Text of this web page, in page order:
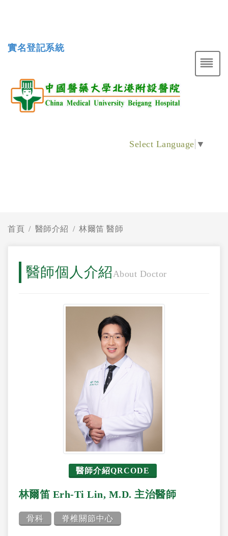
實名登記系統
Select Language ▼
首頁 醫師介紹 林爾笛 醫師
醫師個人介紹About Doctor
醫師介紹QRCODE
林爾笛 Erh-Ti Lin, M.D. 主治醫師
骨科 脊椎關節中心